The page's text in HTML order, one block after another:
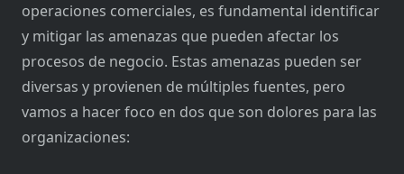
operaciones comerciales, es fundamental identificar
y mitigar las amenazas que pueden afectar los
procesos de negocio. Estas amenazas pueden ser
diversas y provienen de múltiples fuentes, pero
vamos a hacer foco en dos que son dolores para las
organizaciones: